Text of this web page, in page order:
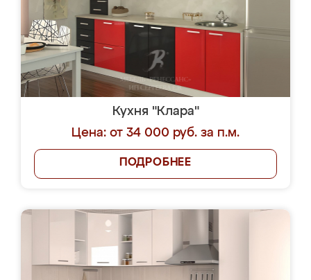
Кухня "Клара"
Цена: от 34 000 руб. за п.м.
ПОДРОБНЕЕ